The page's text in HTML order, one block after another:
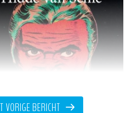
VORIGE BERICHT